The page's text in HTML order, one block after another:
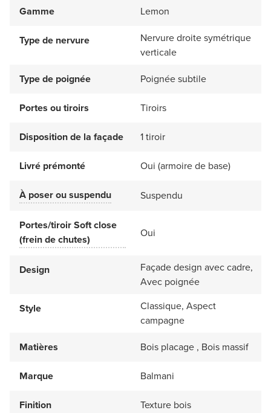
Gamme
Lemon
Type de nervure
Nervure droite symétrique
verticale
Type de poignée
Poignée subtile
Portes ou tiroirs Tiroirs
Disposition de la façade 1 tiroir
Livré prémonté Oui (armoire de base)
À poser ou suspendu Suspendu
Portes/tiroir Soft close
(frein de chutes)
Oui
Design
Façade design avec cadre,
Avec poignée
Style
Classique, Aspect
campagne
Matières
Bois placage , Bois massif
Marque Balmani
Finition Texture bois